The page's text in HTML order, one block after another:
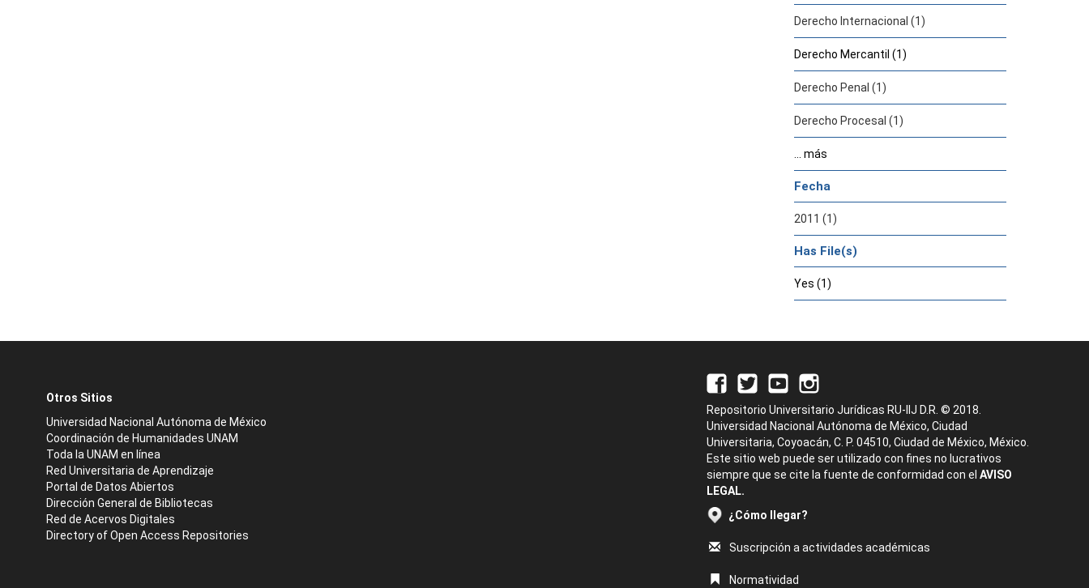
Derecho Internacional (1)
Derecho Mercantil (1)
Derecho Penal (1)
Derecho Procesal (1)
... más
Fecha
2011 (1)
Has File(s)
Yes (1)
Otros Sitios
Universidad Nacional Autónoma de México
Coordinación de Humanidades UNAM
Toda la UNAM en línea
Red Universitaria de Aprendizaje
Portal de Datos Abiertos
Dirección General de Bibliotecas
Red de Acervos Digitales
Directory of Open Access Repositories
Repositorio Universitario Jurídicas RU-IIJ D.R. © 2018.
Universidad Nacional Autónoma de México, Ciudad
Universitaria, Coyoacán, C. P. 04510, Ciudad de México, México.
Este sitio web puede ser utilizado con fines no lucrativos
siempre que se cite la fuente de conformidad con el AVISO
LEGAL.
¿Cómo llegar?
Suscripción a actividades académicas
Normatividad